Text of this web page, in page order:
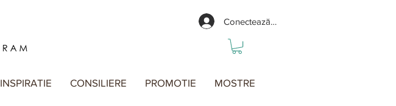
Conectează-te
INSPIRATIE CONSILIERE PROMOTIE MOSTRE